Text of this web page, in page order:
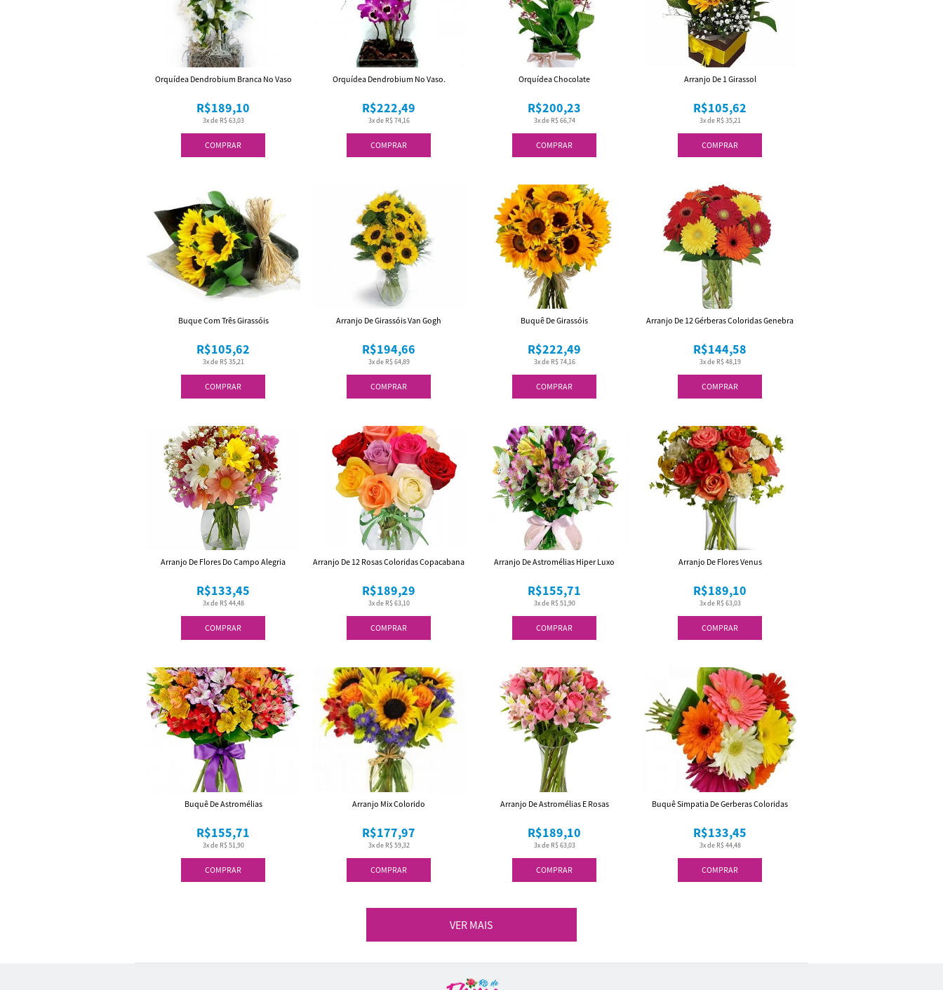
COMPRAR
3x de R$ 63,03
R$189,10
Orquídea Dendrobium Branca No Vaso
COMPRAR
3x de R$ 74,16
R$222,49
Orquídea Dendrobium No Vaso.
COMPRAR
3x de R$ 66,74
R$200,23
Orquídea Chocolate
COMPRAR
3x de R$ 35,21
R$105,62
Arranjo De 1 Girassol
COMPRAR
3x de R$ 35,21
R$105,62
Buque Com Três Girassóis
COMPRAR
3x de R$ 64,89
R$194,66
Arranjo De Girassóis Van Gogh
COMPRAR
3x de R$ 74,16
R$222,49
Buquê De Girassóis
COMPRAR
3x de R$ 48,19
R$144,58
Arranjo De 12 Gérberas Coloridas Genebra
COMPRAR
3x de R$ 44,48
R$133,45
Arranjo De Flores Do Campo Alegria
COMPRAR
3x de R$ 63,10
R$189,29
Arranjo De 12 Rosas Coloridas Copacabana
COMPRAR
3x de R$ 51,90
R$155,71
Arranjo De Astromélias Hiper Luxo
COMPRAR
3x de R$ 63,03
R$189,10
Arranjo De Flores Venus
COMPRAR
3x de R$ 51,90
R$155,71
Buquê De Astromélias
COMPRAR
3x de R$ 59,32
R$177,97
Arranjo Mix Colorido
COMPRAR
3x de R$ 63,03
R$189,10
Arranjo De Astromélias E Rosas
COMPRAR
3x de R$ 44,48
R$133,45
Buquê Simpatia De Gerberas Coloridas
VER MAIS